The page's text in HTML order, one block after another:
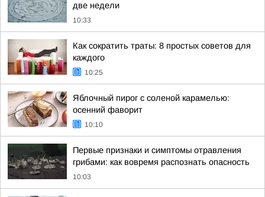
две недели
10:33
Как сократить траты: 8 простых советов для
каждого
10:25
Яблочный пирог с соленой карамелью:
осенний фаворит
10:10
Первые признаки и симптомы отравления
грибами: как вовремя распознать опасность
10:03